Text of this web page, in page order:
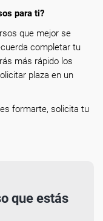
para ti?
que mejor se
completar tu
más rápido los
plaza en un
formarte, solicita tu
que estás